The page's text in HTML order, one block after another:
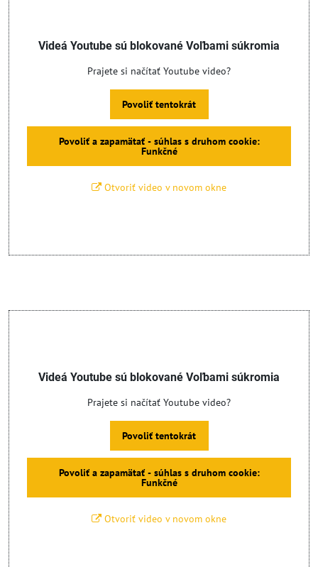
Videá Youtube sú blokované Voľbami súkromia
Prajete si načítať Youtube video?
Povoliť tentokrát
Povoliť a zapamätať - súhlas s druhom cookie:
Funkčné
Otvoriť video v novom okne
Videá Youtube sú blokované Voľbami súkromia
Prajete si načítať Youtube video?
Povoliť tentokrát
Povoliť a zapamätať - súhlas s druhom cookie:
Funkčné
Otvoriť video v novom okne